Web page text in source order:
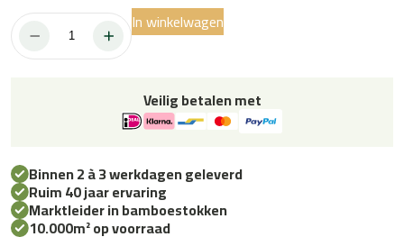
Bamboe
Topcoat
Lak
In winkelwagen
Veilig betalen met
Binnen 2 à 3 werkdagen geleverd
Ruim 40 jaar ervaring
Marktleider in bamboestokken
10.000m² op voorraad